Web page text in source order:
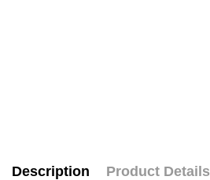
Description Product Details